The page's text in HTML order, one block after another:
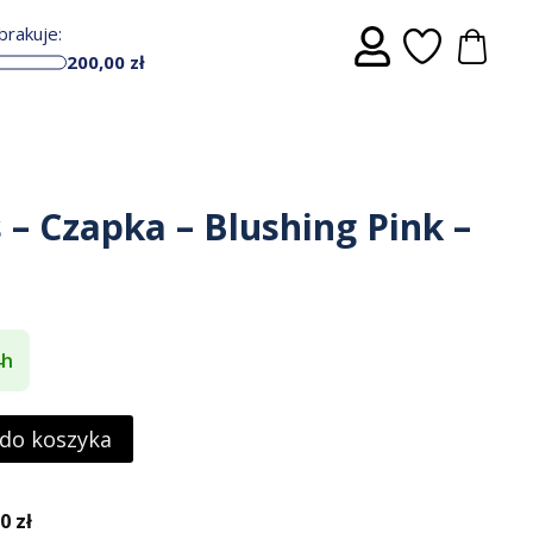
200,00 zł
Czapka – Blushing Pink –
koszyka
zł